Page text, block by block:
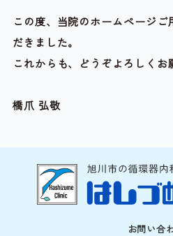
この度、当院のホームページ
だきました。
これからも、どうぞよろしくお
橋爪 弘敬
お問い合